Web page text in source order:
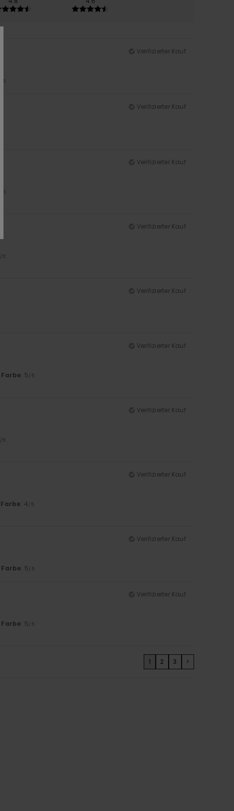
Verifizierter Kauf
/5
Verifizierter Kauf
Verifizierter Kauf
/5
Verifizierter Kauf
/5
Verifizierter Kauf
Verifizierter Kauf
Farbe: 5/5
Verifizierter Kauf
/5
Verifizierter Kauf
Farbe: 4/5
Verifizierter Kauf
Farbe: 5/5
Verifizierter Kauf
Farbe: 5/5
1 2 3 >